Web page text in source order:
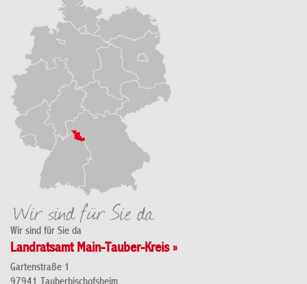
Wir sind für Sie da
Landratsamt Main-Tauber-Kreis »
Gartenstraße 1